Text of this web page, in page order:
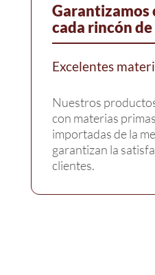
Garantizamos
cada rincón
Excelentes
Nuestros
con materias
importadas de la
garantizan la
clientes.